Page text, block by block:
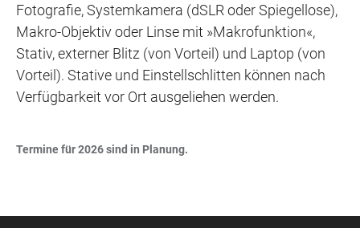
Fotografie, Systemkamera (dSLR oder Spiegellose),
Makro-Objektiv oder Linse mit »Makrofunktion«,
Stativ, externer Blitz (von Vorteil) und Laptop (von
Vorteil). Stative und Einstellschlitten können nach
Verfügbarkeit vor Ort ausgeliehen werden.
Termine für 2026 sind in Planung.